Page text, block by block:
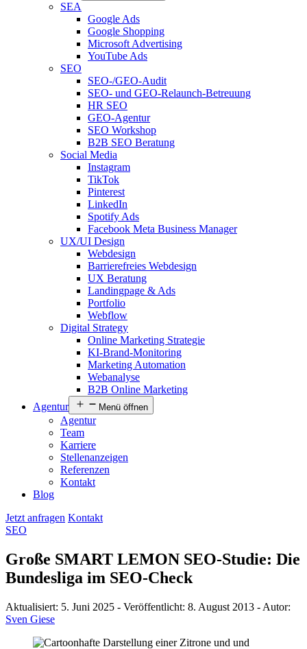
SEA
Google Ads
Google Shopping
Microsoft Advertising
YouTube Ads
SEO
SEO-/GEO-Audit
SEO- und GEO-Relaunch-Betreuung
HR SEO
GEO-Agentur
SEO Workshop
B2B SEO Beratung
Social Media
Instagram
TikTok
Pinterest
LinkedIn
Spotify Ads
Facebook Meta Business Manager
UX/UI Design
Webdesign
Barrierefreies Webdesign
UX Beratung
Landingpage & Ads
Portfolio
Webflow
Digital Strategy
Online Marketing Strategie
KI-Brand-Monitoring
Marketing Automation
Webanalyse
B2B Online Marketing
Agentur
Menü öffnen
Agentur
Team
Karriere
Stellenanzeigen
Referenzen
Kontakt
Blog
Jetzt anfragen Kontakt
SEO
Große SMART LEMON SEO-Studie: Die
Bundesliga im SEO-Check
Aktualisiert: 5. Juni 2025 - Veröffentlicht: 8. August 2013 - Autor:
Sven Giese